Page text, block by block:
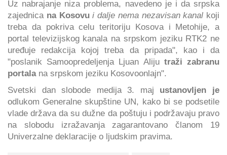
Uz nabrajanje niza problema, navedeno je i da srpska
zajednica na Kosovu i dalje nema nezavisan kanal koji
treba da pokriva celu teritoriju Kosova i Metohije, a
portal televizijskog kanala na srpskom jeziku RTK2 ne
uređuje redakcija kojoj treba da pripada", kao i da
"poslanik Samoopredeljenja Ljuan Aliju traži zabranu
portalana srpskom jeziku Kosovoonlajn".
Svetski dan slobode medija 3. maj ustanovljen je
odlukom Generalne skupštine UN, kako bi se podsetile
vlade država da su dužne da poštuju i podržavaju pravo
na slobodu izražavanja zagarantovano članom 19
Univerzalne deklaracije o ljudskim pravima.